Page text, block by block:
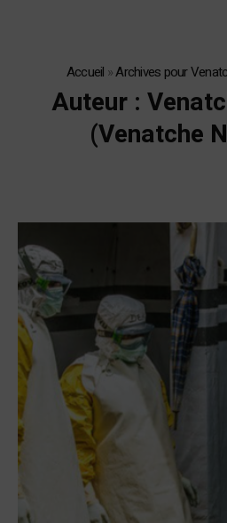
Accueil »Archives pour
Auteur :
(Venatche